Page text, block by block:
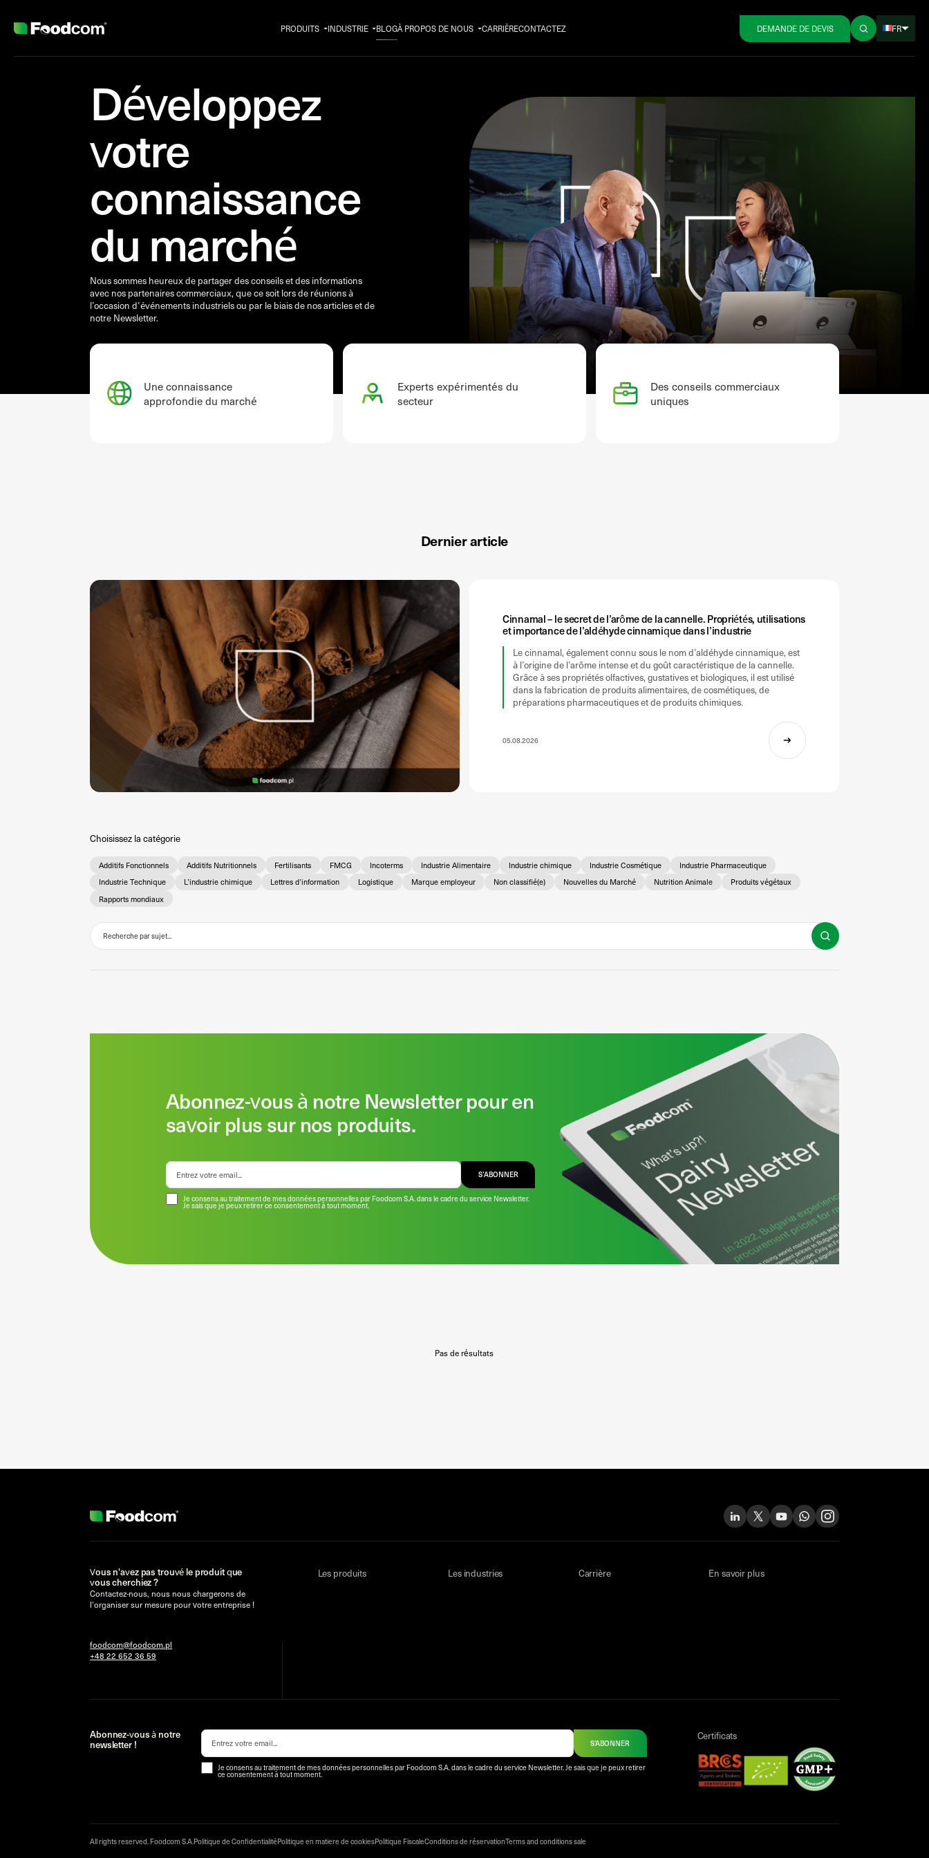
PRODUITS INDUSTRIE BLOGÀ PROPOS DE NOUS CARRIÈRECONTACTEZ DEMANDE DE DEVIS FR
Développez
votre
connaissance
du marché
Nous sommes heureux de partager des conseils et des informations
avec nos partenaires commerciaux, que ce soit lors de réunions à
l’occasion d’événements industriels ou par le biais de nos articles et de
notre Newsletter.
Une connaissance
approfondie du marché
Experts expérimentés du
secteur
Des conseils commerciaux
uniques
Dernier article
Cinnamal – le secret de l’arôme de la cannelle. Propriétés, utilisations
et importance de l’aldéhyde cinnamique dans l’industrie
Le cinnamal, également connu sous le nom d’aldéhyde cinnamique, est
à l’origine de l’arôme intense et du goût caractéristique de la cannelle.
Grâce à ses propriétés olfactives, gustatives et biologiques, il est utilisé
dans la fabrication de produits alimentaires, de cosmétiques, de
préparations pharmaceutiques et de produits chimiques.
05.08.2026
Choisissez la catégorie
Additifs Fonctionnels Additifs Nutritionnels Fertilisants FMCG Incoterms Industrie Alimentaire Industrie chimique Industrie Cosmétique
Industrie Pharmaceutique
Industrie Technique
L’industrie chimique Lettres d’information Logistique Marque employeur Non classifié(e) Nouvelles du Marché Nutrition Animale
Produits végétaux
Rapports mondiaux
Abonnez-vous à notre Newsletter pour en
savoir plus sur nos produits.
Je consens au traitement de mes données personnelles par Foodcom S.A. dans le cadre du service Newsletter.
Je sais que je peux retirer ce consentement à tout moment.
S’ABONNER
Pas de résultats
Vous n'avez pas trouvé le produit que
vous cherchiez ?
Contactez-nous, nous nous chargerons de
l'organiser sur mesure pour votre entreprise !
foodcom@foodcom.pl
+48 22 652 36 59
Les produits Les industries Carrière En savoir plus
Certificats
Abonnez-vous à notre
newsletter !
Je consens au traitement de mes données personnelles par Foodcom S.A. dans le cadre du service Newsletter. Je sais que je peux retirer
ce consentement à tout moment.
S'ABONNER
All rights reserved. Foodcom S.A. Politique de ConfidentialitéPolitique en matiere de cookiesPolitique FiscaleConditions de réservationTerms and conditions sale